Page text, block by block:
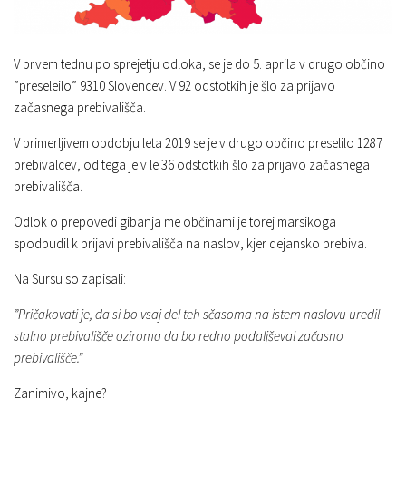
V prvem tednu po sprejetju odloka, se je do 5. aprila v drugo občino
”preseleilo” 9310 Slovencev. V 92 odstotkih je šlo za prijavo
začasnega prebivališča.
V primerljivem obdobju leta 2019 se je v drugo občino preselilo 1287
prebivalcev, od tega je v le 36 odstotkih šlo za prijavo začasnega
prebivališča.
Odlok o prepovedi gibanja me občinami je torej marsikoga
spodbudil k prijavi prebivališča na naslov, kjer dejansko prebiva.
Na Sursu so zapisali:
”Pričakovati je, da si bo vsaj del teh sčasoma na istem naslovu uredil
stalno prebivališče oziroma da bo redno podaljševal začasno
prebivališče.”
Zanimivo, kajne?